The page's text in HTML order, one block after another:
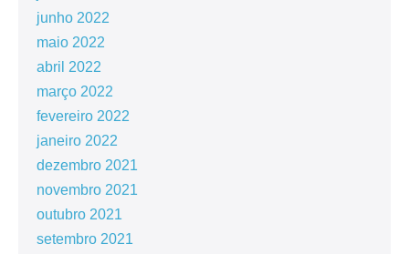
junho 2022
maio 2022
abril 2022
março 2022
fevereiro 2022
janeiro 2022
dezembro 2021
novembro 2021
outubro 2021
setembro 2021